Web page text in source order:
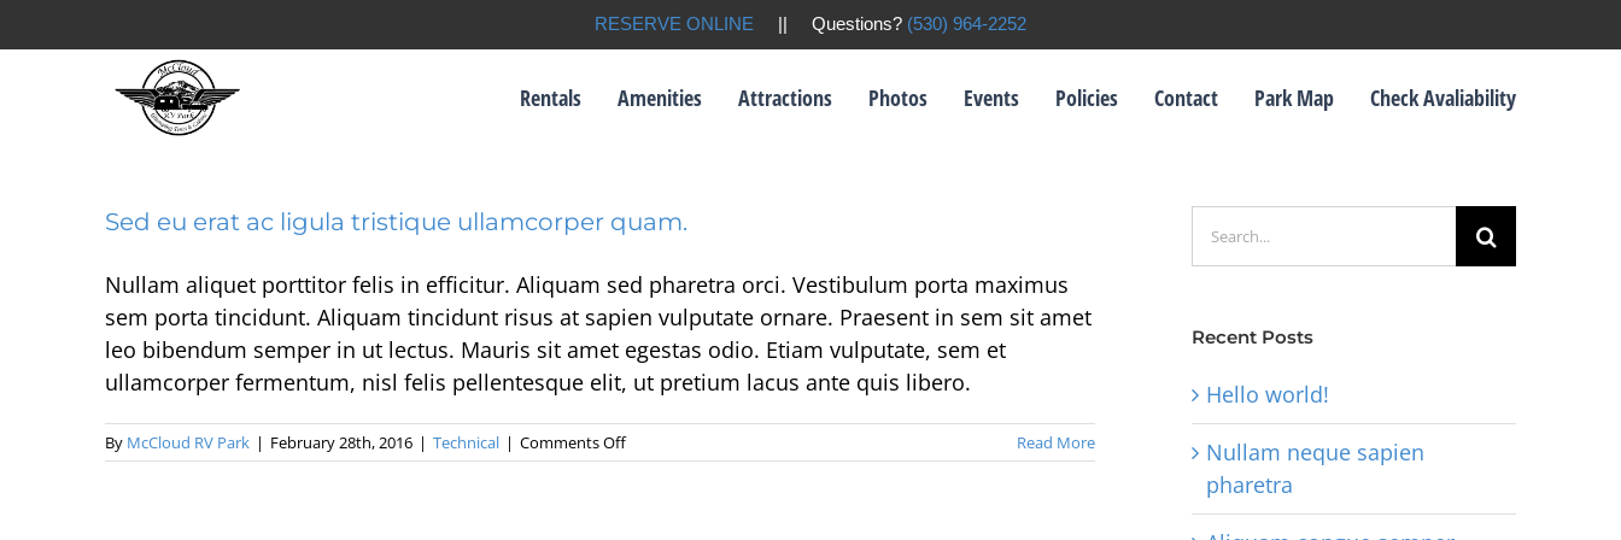
RESERVE ONLINE || Questions? (530) 964-2252
Rentals Amenities Attractions Photos Events Policies Contact Park Map Check Avaliability
Sed eu erat ac ligula tristique ullamcorper quam.
Nullam aliquet porttitor felis in efficitur. Aliquam sed pharetra orci. Vestibulum porta maximus
sem porta tincidunt. Aliquam tincidunt risus at sapien vulputate ornare. Praesent in sem sit amet
leo bibendum semper in ut lectus. Mauris sit amet egestas odio. Etiam vulputate, sem et
ullamcorper fermentum, nisl felis pellentesque elit, ut pretium lacus ante quis libero.
By McCloud RV Park | February 28th, 2016 | Technical | Comments Offon
Sed
Read More
Recent Posts
Hello world!
Nullam neque sapien
pharetra